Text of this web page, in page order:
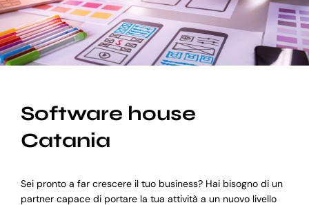
Blog
Software house
Catania
Sei pronto a far crescere il tuo business? Hai bisogno di un
partner capace di portare la tua attività a un nuovo livello